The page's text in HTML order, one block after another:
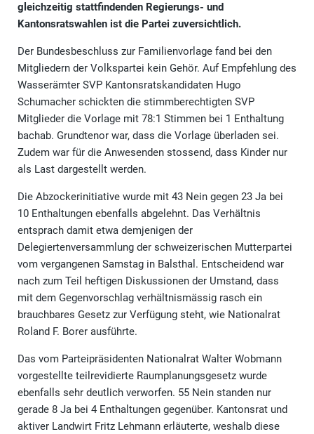
gleichzeitig stattfindenden Regierungs- und
Kantonsratswahlen ist die Partei zuversichtlich.
Der Bundesbeschluss zur Familienvorlage fand bei den
Mitgliedern der Volkspartei kein Gehör. Auf Empfehlung des
Wasserämter SVP Kantonsratskandidaten Hugo
Schumacher schickten die stimmberechtigten SVP
Mitglieder die Vorlage mit 78:1 Stimmen bei 1 Enthaltung
bachab. Grundtenor war, dass die Vorlage überladen sei.
Zudem war für die Anwesenden stossend, dass Kinder nur
als Last dargestellt werden.
Die Abzockerinitiative wurde mit 43 Nein gegen 23 Ja bei
10 Enthaltungen ebenfalls abgelehnt. Das Verhältnis
entsprach damit etwa demjenigen der
Delegiertenversammlung der schweizerischen Mutterpartei
vom vergangenen Samstag in Balsthal. Entscheidend war
nach zum Teil heftigen Diskussionen der Umstand, dass
mit dem Gegenvorschlag verhältnismässig rasch ein
brauchbares Gesetz zur Verfügung steht, wie Nationalrat
Roland F. Borer ausführte.
Das vom Parteipräsidenten Nationalrat Walter Wobmann
vorgestellte teilrevidierte Raumplanungsgesetz wurde
ebenfalls sehr deutlich verworfen. 55 Nein standen nur
gerade 8 Ja bei 4 Enthaltungen gegenüber. Kantonsrat und
aktiver Landwirt Fritz Lehmann erläuterte, weshalb diese